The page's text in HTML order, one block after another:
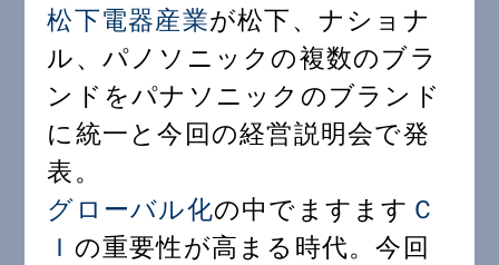
松下電器産業が松下、ナショナ
ル、パノソニックの複数のブラ
ンドをパナソニックのブランド
に統一と今回の経営説明会で発
表。
グローバル化の中でますます Ｃ
Ｉ の重要性が高まる時代。今回